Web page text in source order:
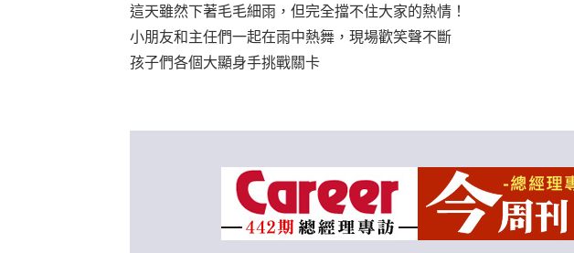
這天雖然下著毛毛細雨，但完全擋不住大家的熱情！
小朋友和主任們一起在雨中熱舞，現場歡笑聲不斷
孩子們各個大顯身手挑戰關卡